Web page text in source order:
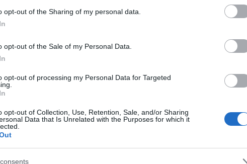
opt-out of the Sharing of my personal data.
opt-out of the Sale of my Personal Data.
opt-out of processing my Personal Data for Targeted
opt-out of Collection, Use, Retention, Sale, and/or Sharing
Data that Is Unrelated with the Purposes for which it
più o meno reali (terroristica,
si sono abbattute nel corso degli
in luce
presunto contrasto a un’emergenza
fondamentale per chiunque abbia a
da sempre è utilizzata come
stesso, erodendo garanzie e libertà dei
si tratta affatto di negare un possibile
dall’emersione di un rischio, perché a